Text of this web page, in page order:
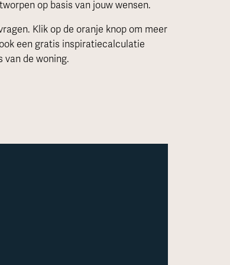
op basis van jouw wensen.
Klik op de oranje knop om meer
een gratis inspiratiecalculatie
van de woning.